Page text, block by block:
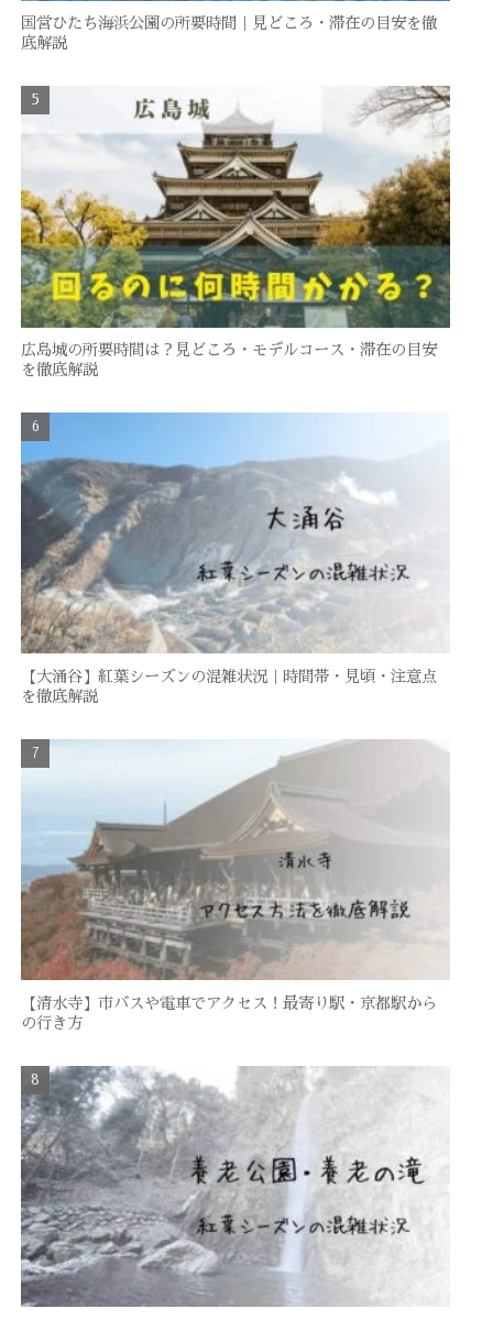
国営ひたち海浜公園の所要時間｜見どころ・滞在の目安を徹
底解説
広島城の所要時間は？見どころ・モデルコース・滞在の目安
を徹底解説
【大涌谷】紅葉シーズンの混雑状況｜時間帯・見頃・注意点
を徹底解説
【清水寺】市バスや電車でアクセス！最寄り駅・京都駅から
の行き方